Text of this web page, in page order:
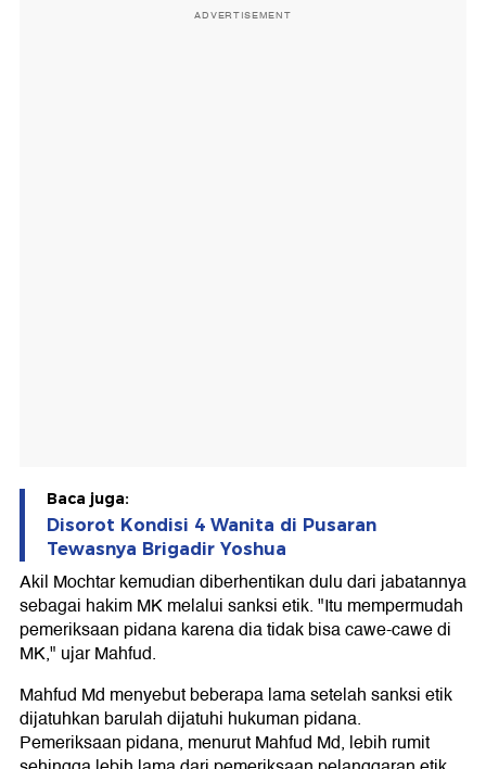
ADVERTISEMENT
Baca juga:
Disorot Kondisi 4 Wanita di Pusaran
Tewasnya Brigadir Yoshua
Akil Mochtar kemudian diberhentikan dulu dari jabatannya
sebagai hakim MK melalui sanksi etik. "Itu mempermudah
pemeriksaan pidana karena dia tidak bisa cawe-cawe di
MK," ujar Mahfud.
Mahfud Md menyebut beberapa lama setelah sanksi etik
dijatuhkan barulah dijatuhi hukuman pidana.
Pemeriksaan pidana, menurut Mahfud Md, lebih rumit